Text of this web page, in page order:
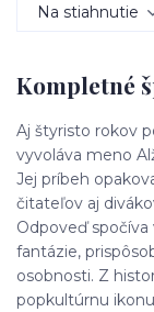
Na stiahnutie
Kompletné
Aj štyristo rokov
vyvoláva meno
Jej príbeh
čitateľov aj
Odpoveď
fantázie,
osobnosti. Z
popkultúrnu